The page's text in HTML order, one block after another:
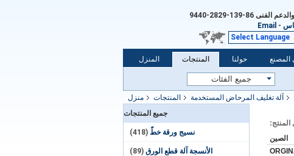
الفنى 86-139-2829-9440
-
Email
Select Language
المنزل المنتجات حولنا المصنع
منزل المنتجات آلة تغليف المرحاض المستخدمة
جميع المنتجات
نسيج ورقة خطّ (418)
الأنسجة آلة قطع الورق (89)
المنتج:
الصين